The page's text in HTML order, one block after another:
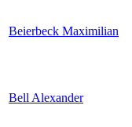
Beierbeck Maximilian
Bell Alexander